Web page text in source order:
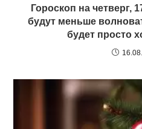
Гороскоп на четверг,
будут меньше
будет просто